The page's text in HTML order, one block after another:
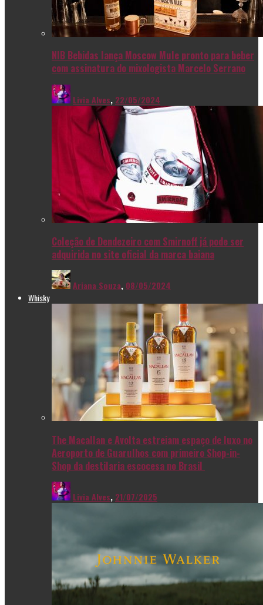
NIB Bebidas lança Moscow Mule pronto para beber
com assinatura do mixologista Marcelo Serrano
Livia Alves, 22/05/2024
Coleção de Dendezeiro com Smirnoff já pode ser
adquirida no site oficial da marca baiana
Ariana Souza, 08/05/2024
Whisky
The Macallan e Avolta estreiam espaço de luxo no
Aeroporto de Guarulhos com primeiro Shop-in-
Shop da destilaria escocesa no Brasil
Livia Alves, 21/07/2025